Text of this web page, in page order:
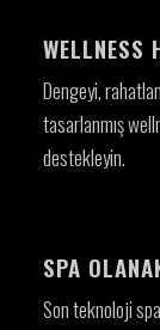
WELLNESS
Dengeyi,
tasarlanmış
destekleyin.
SPA
Son teknoloji